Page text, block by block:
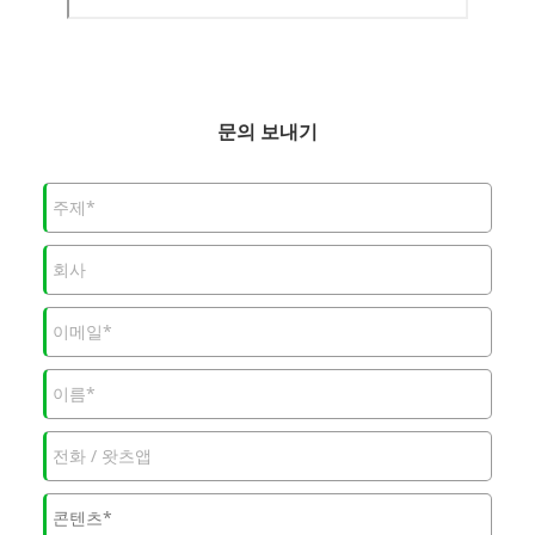
문의 보내기